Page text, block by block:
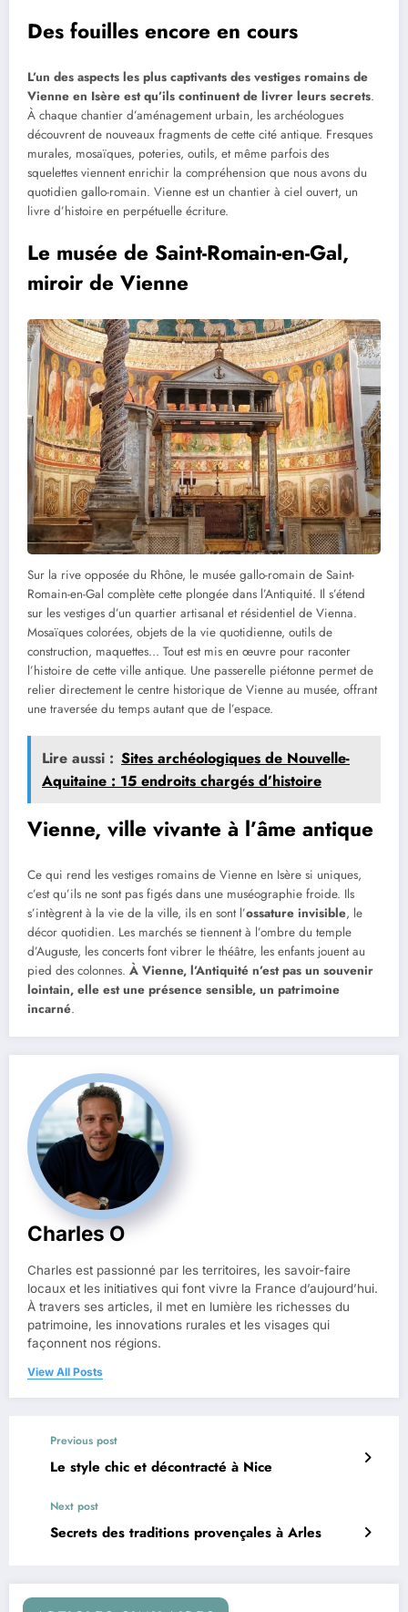
Des fouilles encore en cours
L’un des aspects les plus captivants des vestiges romains de
Vienne en Isère est qu’ils continuent de livrer leurs secrets.
À chaque chantier d’aménagement urbain, les archéologues
découvrent de nouveaux fragments de cette cité antique. Fresques
murales, mosaïques, poteries, outils, et même parfois des
squelettes viennent enrichir la compréhension que nous avons du
quotidien gallo-romain. Vienne est un chantier à ciel ouvert, un
livre d’histoire en perpétuelle écriture.
Le musée de Saint-Romain-en-Gal,
miroir de Vienne
Sur la rive opposée du Rhône, le musée gallo-romain de Saint-
Romain-en-Gal complète cette plongée dans l’Antiquité. Il s’étend
sur les vestiges d’un quartier artisanal et résidentiel de Vienna.
Mosaïques colorées, objets de la vie quotidienne, outils de
construction, maquettes… Tout est mis en œuvre pour raconter
l’histoire de cette ville antique. Une passerelle piétonne permet de
relier directement le centre historique de Vienne au musée, offrant
une traversée du temps autant que de l’espace.
Lire aussi : Sites archéologiques de Nouvelle-
Aquitaine : 15 endroits chargés d’histoire
Vienne, ville vivante à l’âme antique
Ce qui rend les vestiges romains de Vienne en Isère si uniques,
c’est qu’ils ne sont pas figés dans une muséographie froide. Ils
s’intègrent à la vie de la ville, ils en sont l’ossature invisible, le
décor quotidien. Les marchés se tiennent à l’ombre du temple
d’Auguste, les concerts font vibrer le théâtre, les enfants jouent au
pied des colonnes. À Vienne, l’Antiquité n’est pas un souvenir
lointain, elle est une présence sensible, un patrimoine
incarné.
Charles O
Charles est passionné par les territoires, les savoir-faire
locaux et les initiatives qui font vivre la France d’aujourd’hui.
À travers ses articles, il met en lumière les richesses du
patrimoine, les innovations rurales et les visages qui
façonnent nos régions.
View All Posts
Previous post
Le style chic et décontracté à Nice
Next post
Secrets des traditions provençales à Arles